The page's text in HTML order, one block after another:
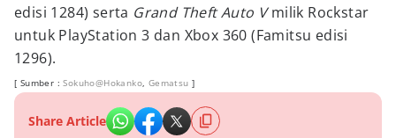
edisi 1284) serta Grand Theft Auto Vmilik Rockstar
untuk PlayStation 3 dan Xbox 360 (Famitsu edisi
1296).
[ Sumber :Sokuho@Hokanko, Gematsu ]
Share Article